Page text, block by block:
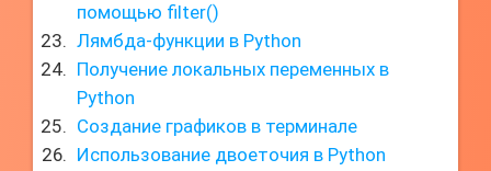
помощью filter()
Лямбда-функции в Python
Получение локальных переменных в
Python
Создание графиков в терминале
Использование двоеточия в Python